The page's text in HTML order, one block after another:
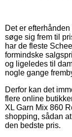
Det er
søge sig frem til
har de fleste
formindske
og ligeledes til
nogle gange
Derfor kan det
flere online
XL Garn Mix 860
shopping, sådan
den bedste pris.